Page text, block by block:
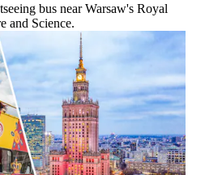
bus near Warsaw's Royal
and Science.